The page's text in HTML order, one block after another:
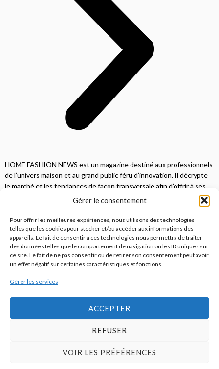
Gérer le consentement
Pour offrir les meilleures expériences, nous utilisons des technologies
telles que les cookies pour stocker et/ou accéder aux informations des
appareils. Le fait de consentir à ces technologies nous permettra de traiter
des données telles que le comportement de navigation ou les ID uniques sur
ce site. Le fait de ne pas consentir ou de retirer son consentement peut avoir
un effet négatif sur certaines caractéristiques et fonctions.
Gérer les services
ACCEPTER
REFUSER
VOIR LES PRÉFÉRENCES
HOME FASHION NEWS est un magazine destiné aux professionnels
de l’univers maison et au grand public féru d’innovation. Il décrypte
le marché et les tendances de façon transversale afin d’offrir à ses
lecteurs une vision complète.
JE M'ABONNE
© 2026Home Fashion News
Politique de cookies (UE)
Mentions légales / CGU / RGPD